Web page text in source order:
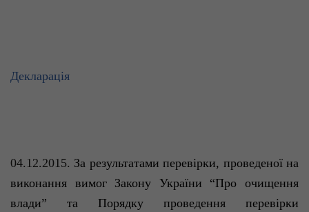
Декларація
04.12.2015. За результатами перевірки, проведеної на
виконання вимог Закону України “Про очищення
влади” та Порядку проведення перевірки